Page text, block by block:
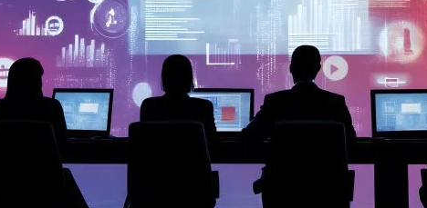
Brig-Glis
Bronschhofen
Brugg
Brugg AG